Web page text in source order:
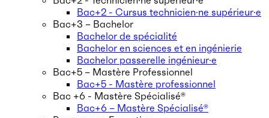
Bac+2 - Cursus technicien·ne supérieur·e
Bac+3 – Bachelor
Bachelor de spécialité
Bachelor en sciences et en ingénierie
Bachelor passerelle ingénieur·e
Bac+5 – Mastère Professionnel
Bac+5 - Mastère professionnel
Bac +6 - Mastère Spécialisé®
Bac+6 – Mastère Spécialisé®